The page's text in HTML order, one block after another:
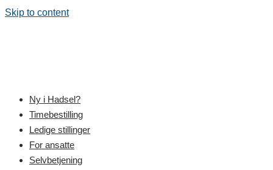
Skip to content
Ny i Hadsel?
Timebestilling
Ledige stillinger
For ansatte
Selvbetjening